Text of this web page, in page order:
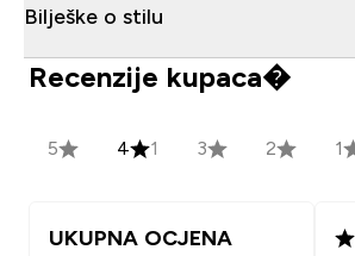
Bilješke o stilu
Recenzije kupaca�
5 4 1 3 2 1
UKUPNA OCJENA